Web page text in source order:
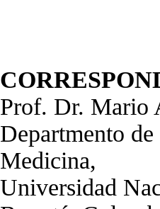
Prof. Dr. Mario
Departmento
Medicina,
Universidad